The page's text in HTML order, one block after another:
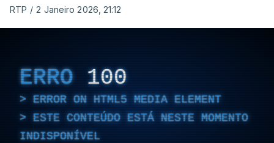
RTP / 2 Janeiro 2026, 21:12
ERRO 100
ERROR ON HTML5 MEDIA ELEMENT
ESTE CONTEÚDO ESTÁ NESTE MOMENTO
INDISPONÍVEL